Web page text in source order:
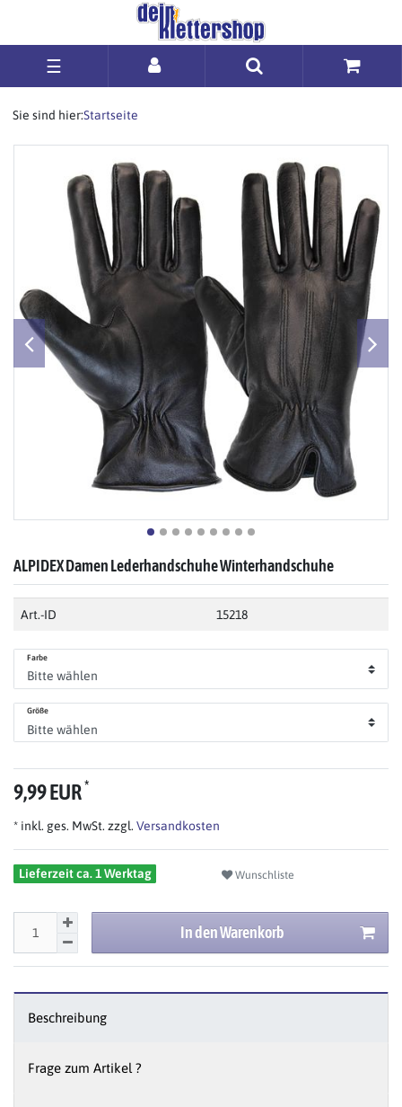
☰
Sie sind hier:Startseite
ALPIDEX Damen Lederhandschuhe Winterhandschuhe
Art.-ID 15218
Farbe
Größe
9,99 EUR*
* inkl. ges. MwSt. zzgl. Versandkosten
Lieferzeit ca. 1 Werktag Wunschliste
In den Warenkorb
Beschreibung
Frage zum Artikel ?